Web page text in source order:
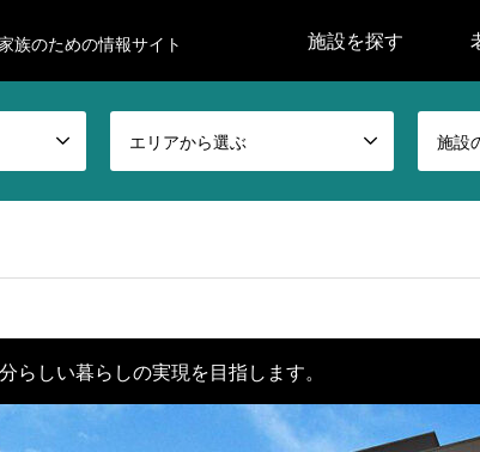
族のための情報サイト 施設を探す
エリアから選ぶ 施設
しい暮らしの実現を目指します。